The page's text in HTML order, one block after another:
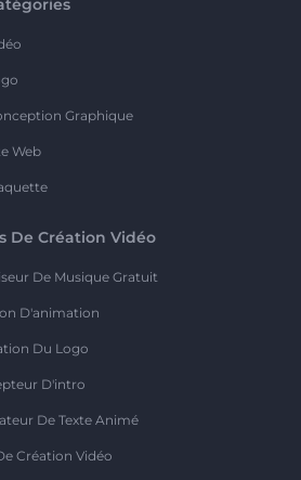
Graphique
Web
De Création Vidéo
De Musique Gratuit
D'animation
Du Logo
D'intro
De Texte Animé
Création Vidéo